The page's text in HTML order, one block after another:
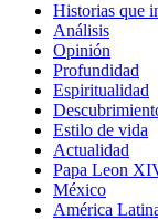
Historias que
Análisis
Opinión
Profundidad
Espiritualidad
Estilo de vida
Actualidad
Papa Leon
México
América